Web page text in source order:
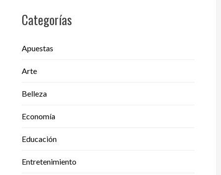
Categorías
Apuestas
Arte
Belleza
Economía
Educación
Entretenimiento